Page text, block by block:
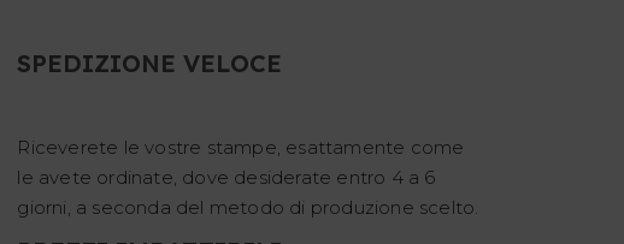
SPEDIZIONE VELOCE
Riceverete le vostre stampe, esattamente come
le avete ordinate, dove desiderate entro 4 a 6
giorni, a seconda del metodo di produzione scelto.